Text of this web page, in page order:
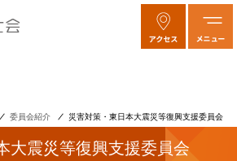
委員会紹介 災害対策・東日本大震災等復興支援委員会
大震災等復興支援委員会